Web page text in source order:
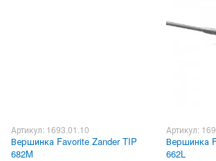
Артикул: 1693.01.10
Вершинка Favorite Zander TIP
682M
Артикул:
Вершинка
662L